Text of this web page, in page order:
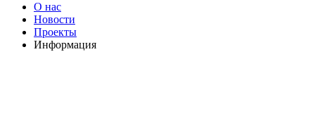
О нас
Новости
Проекты
Информация